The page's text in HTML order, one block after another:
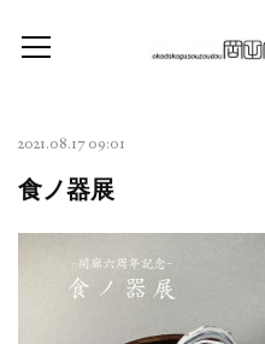
2021.08.17 09:01
食ノ器展